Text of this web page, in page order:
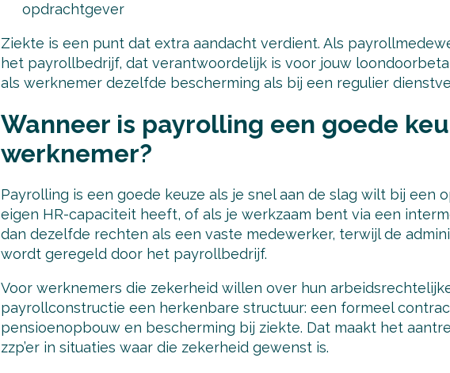
opdrachtgever
Ziekte is een punt dat extra aandacht verdient. Als
het payrollbedrijf, dat verantwoordelijk is voor jouw
als werknemer dezelfde bescherming als bij een regulier
Wanneer is payrolling een goede
werknemer?
Payrolling is een goede keuze als je snel aan de slag wilt bij een
eigen HR-capaciteit heeft, of als je werkzaam bent via een
dan dezelfde rechten als een vaste medewerker, terwijl de
wordt geregeld door het payrollbedrijf.
Voor werknemers die zekerheid willen over hun
payrollconstructie een herkenbare structuur: een formeel
pensioenopbouw en bescherming bij ziekte. Dat maakt het
zzp’er in situaties waar die zekerheid gewenst is.